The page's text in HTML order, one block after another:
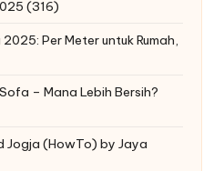
(316)
Per Meter untuk Rumah,
– Mana Lebih Bersih?
Jogja (HowTo) by Jaya